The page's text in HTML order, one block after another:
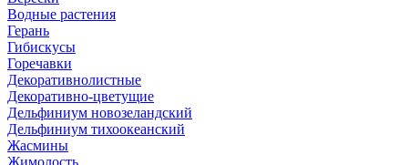
Водные растения
Герань
Гибискусы
Горечавки
Декоративнолистные
Декоративно-цветущие
Дельфиниум новозеландский
Дельфиниум тихоокеанский
Жасмины